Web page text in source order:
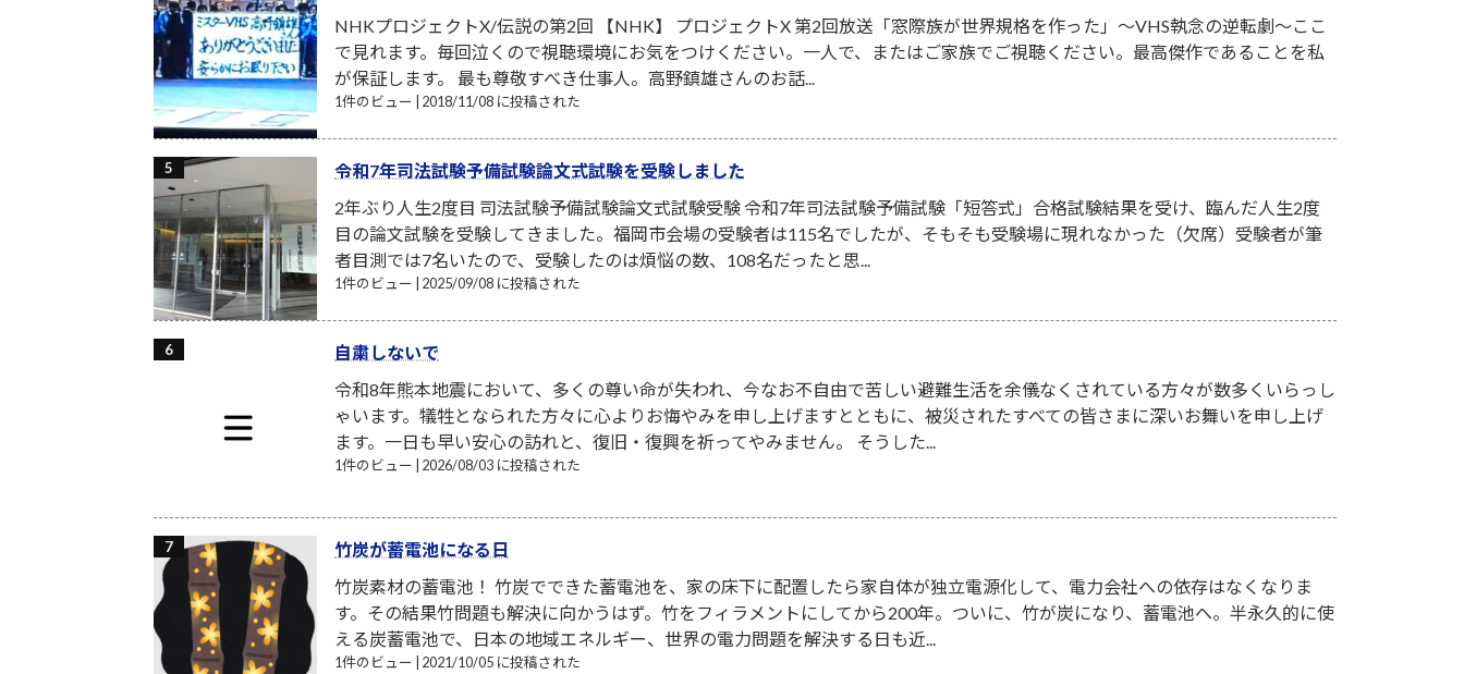
NHKプロジェクトX/伝説の第2回 【NHK】 プロジェクトX 第2回放送「窓際族が世界規格を作った」～VHS執念の逆転劇～ここ
で見れます。毎回泣くので視聴環境にお気をつけください。一人で、またはご家族でご視聴ください。最高傑作であることを私
が保証します。 最も尊敬すべき仕事人。高野鎮雄さんのお話...
1件のビュー 2018/11/08 に投稿された
令和7年司法試験予備試験論文式試験を受験しました
2年ぶり人生2度目 司法試験予備試験論文式試験受験 令和7年司法試験予備試験「短答式」合格試験結果を受け、臨んだ人生2度
目の論文試験を受験してきました。福岡市会場の受験者は115名でしたが、そもそも受験場に現れなかった（欠席）受験者が筆
者目測では7名いたので、受験したのは煩悩の数、108名だったと思...
1件のビュー 2025/09/08 に投稿された
自粛しないで
令和8年熊本地震において、多くの尊い命が失われ、今なお不自由で苦しい避難生活を余儀なくされている方々が数多くいらっし
ゃいます。犠牲となられた方々に心よりお悔やみを申し上げますとともに、被災されたすべての皆さまに深いお舞いを申し上げ
ます。一日も早い安心の訪れと、復旧・復興を祈ってやみません。 そうした...
1件のビュー 2026/08/03 に投稿された
竹炭が蓄電池になる日
竹炭素材の蓄電池！ 竹炭でできた蓄電池を、家の床下に配置したら家自体が独立電源化して、電力会社への依存はなくなりま
す。その結果竹問題も解決に向かうはず。竹をフィラメントにしてから200年。ついに、竹が炭になり、蓄電池へ。半永久的に使
える炭蓄電池で、日本の地域エネルギー、世界の電力問題を解決する日も近...
1件のビュー 2021/10/05 に投稿された